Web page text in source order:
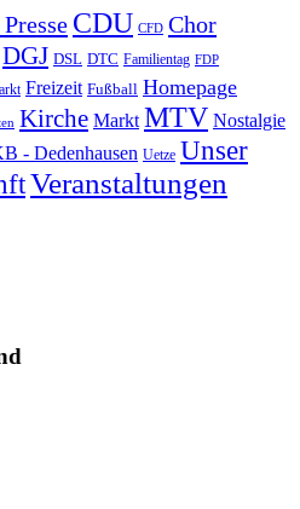
CDU CFD Chor
DGJ DSL DTC Familientag FDP
Freizeit Fußball Homepage
Kirche Markt MTV Nostalgie
- Dedenhausen Uetze Unser
Veranstaltungen